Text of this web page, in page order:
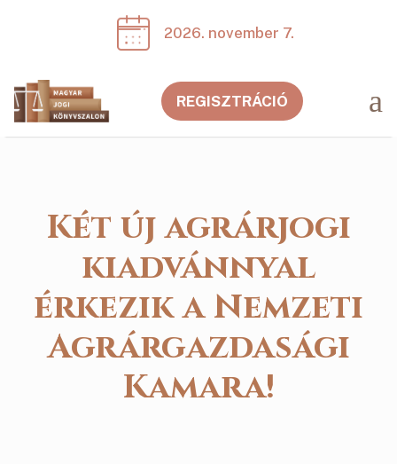
2026. november 7.
REGISZTRÁCIÓ a
Két új agrárjogi
kiadvánnyal
érkezik a Nemzeti
Agrárgazdasági
Kamara!